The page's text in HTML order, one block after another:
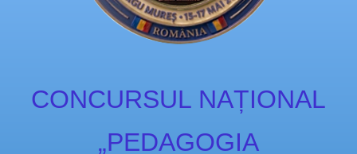
CONCURSUL NAȚIONAL
„PEDAGOGIA